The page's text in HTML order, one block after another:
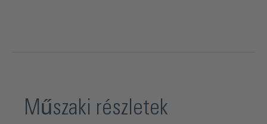
Műszaki részletek